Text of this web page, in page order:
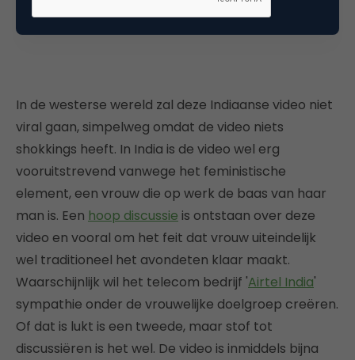
In de westerse wereld zal deze Indiaanse video niet
viral gaan, simpelweg omdat de video niets
shokkings heeft. In India is de video wel erg
vooruitstrevend vanwege het feministische
element, een vrouw die op werk de baas van haar
man is. Een hoop discussie is ontstaan over deze
video en vooral om het feit dat vrouw uiteindelijk
wel traditioneel het avondeten klaar maakt.
Waarschijnlijk wil het telecom bedrijf 'Airtel India'
sympathie onder de vrouwelijke doelgroep creëren.
Of dat is lukt is een tweede, maar stof tot
discussiëren is het wel. De video is inmiddels bijna